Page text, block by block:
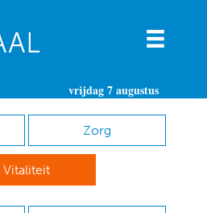
vrijdag 7 augustus
Zorg
Vitaliteit